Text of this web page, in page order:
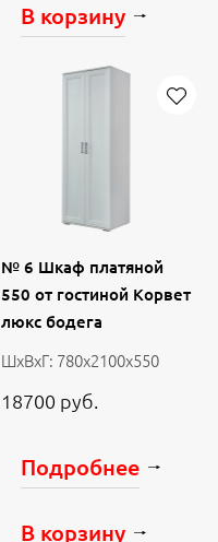
В корзину
№ 6 Шкаф платяной
550 от гостиной Корвет
люкс бодега
ШхВхГ: 780х2100х550
18700 руб.
Подробнее
В корзину